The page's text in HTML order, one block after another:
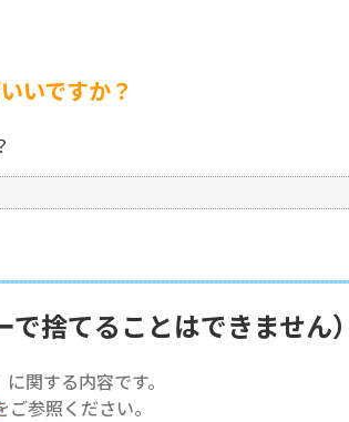
いですか？
捨てることはできません）
関する内容です。
ご参照ください。